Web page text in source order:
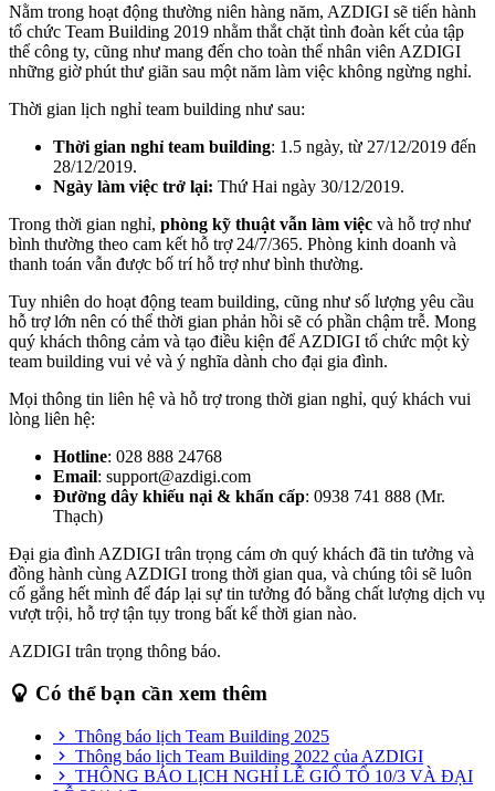
Nằm trong hoạt động thường niên hàng năm, AZDIGI sẽ tiến hành
tổ chức Team Building 2019 nhằm thắt chặt tình đoàn kết của tập
thể công ty, cũng như mang đến cho toàn thể nhân viên AZDIGI
những giờ phút thư giãn sau một năm làm việc không ngừng nghỉ.
Thời gian lịch nghỉ team building như sau:
Thời gian nghỉ team building: 1.5 ngày, từ 27/12/2019 đến
28/12/2019.
Ngày làm việc trở lại: Thứ Hai ngày 30/12/2019.
Trong thời gian nghỉ, phòng kỹ thuật vẫn làm việc và hỗ trợ như
bình thường theo cam kết hỗ trợ 24/7/365. Phòng kinh doanh và
thanh toán vẫn được bố trí hỗ trợ như bình thường.
Tuy nhiên do hoạt động team building, cũng như số lượng yêu cầu
hỗ trợ lớn nên có thể thời gian phản hồi sẽ có phần chậm trễ. Mong
quý khách thông cảm và tạo điều kiện để AZDIGI tổ chức một kỳ
team building vui vẻ và ý nghĩa dành cho đại gia đình.
Mọi thông tin liên hệ và hỗ trợ trong thời gian nghỉ, quý khách vui
lòng liên hệ:
Hotline: 028 888 24768
Email: support@azdigi.com
Đường dây khiếu nại & khẩn cấp: 0938 741 888 (Mr.
Thạch)
Đại gia đình AZDIGI trân trọng cám ơn quý khách đã tin tưởng và
đồng hành cùng AZDIGI trong thời gian qua, và chúng tôi sẽ luôn
cố gắng hết mình để đáp lại sự tin tưởng đó bằng chất lượng dịch vụ
vượt trội, hỗ trợ tận tụy trong bất kể thời gian nào.
AZDIGI trân trọng thông báo.
Có thể bạn cần xem thêm
Thông báo lịch Team Building 2025
Thông báo lịch Team Building 2022 của AZDIGI
THÔNG BÁO LỊCH NGHỈ LỄ GIỔ TỔ 10/3 VÀ ĐẠI